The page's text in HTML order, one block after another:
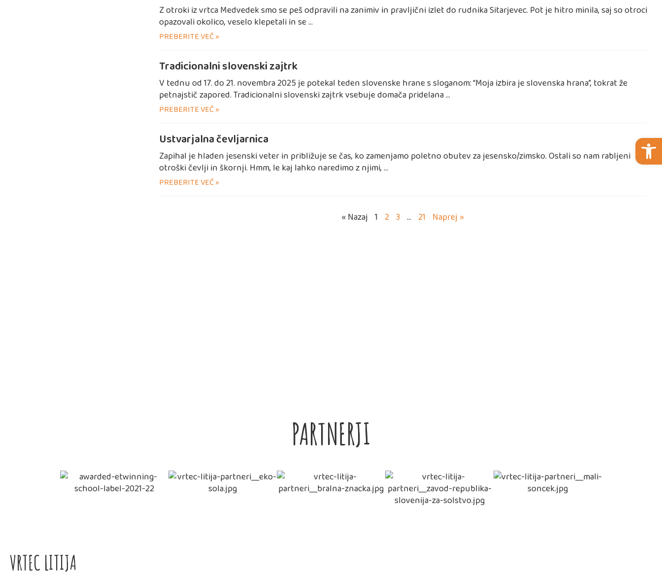
Z otroki iz vrtca Medvedek smo se peš odpravili na zanimiv in pravljični izlet do rudnika Sitarjevec. Pot je hitro minila, saj so otroci
opazovali okolico, veselo klepetali in se …
PREBERITE VEČ »
Tradicionalni slovenski zajtrk
V tednu od 17. do 21. novembra 2025 je potekal teden slovenske hrane s sloganom: “Moja izbira je slovenska hrana”, tokrat že
petnajstič zapored. Tradicionalni slovenski zajtrk vsebuje domača pridelana …
PREBERITE VEČ »
Ustvarjalna čevljarnica
Zapihal je hladen jesenski veter in približuje se čas, ko zamenjamo poletno obutev za jesensko/zimsko. Ostali so nam rabljeni
otroški čevlji in škornji. Hmm, le kaj lahko naredimo z njimi, …
PREBERITE VEČ »
« Nazaj 1 2 3 … 21 Naprej »
PARTNERJI
VRTEC LITIJA